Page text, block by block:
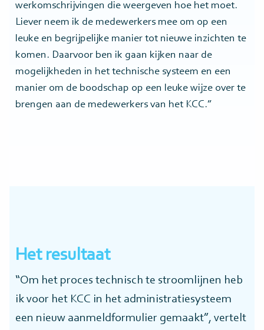
werkomschrijvingen die weergeven hoe het moet.
Liever neem ik de medewerkers mee om op een
leuke en begrijpelijke manier tot nieuwe inzichten te
komen. Daarvoor ben ik gaan kijken naar de
mogelijkheden in het technische systeem en een
manier om de boodschap op een leuke wijze over te
brengen aan de medewerkers van het KCC.”
Het resultaat
“Om het proces technisch te stroomlijnen heb
ik voor het KCC in het administratiesysteem
een nieuw aanmeldformulier gemaakt”, vertelt